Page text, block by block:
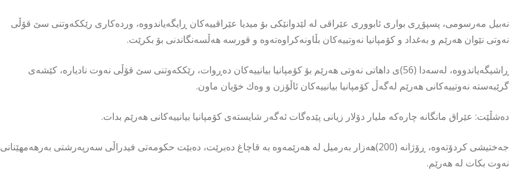
نەبیل مەرسومی، پسپۆڕی بواری ئابووری عێراقی لە لێدوانێكی بۆ میدیا عێراقییەكان ڕایگەیاندووە، وردەکاری رێککەوتنی سێ قۆڵی
نەوتی نێوان هەرێم و بەغداد و كۆمپانیا نەوتییەكان بڵاونەکراوەتەوە و قورسە هەڵسەنگاندنی بۆ بكرێت.
ڕاشیگەیاندووە، لەسەدا (56)ی داهاتی نەوتی هەرێم بۆ کۆمپانیا بیانییەکان دەڕوات، رێککەوتنی سێ قۆڵی نەوت نادیارە، کێشەی
گرێبەستە نەوتییەکانی هەرێم لەگەڵ کۆمپانیا بیانییەکان ئاڵۆزن و وەك خۆیان ماون.
دەشڵێت: عێراق مانگانە چارەکە ملیار دۆلار زیانی پێدەگات ئەگەر شایستەی کۆمپانیا بیانییەکانی هەرێم بدات.
جەختیشی كردۆتەوە، ڕۆژانە (200)هەزار بەرمیل لە هەرێمەوە بە قاچاغ دەبرێت، دەبێت حکومەتی فیدراڵی سەرپەرشتی بەرهەمهێنانی
نەوت بكات لە هەرێم.